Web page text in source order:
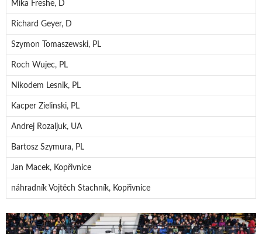
Mika Freshe, D
Richard Geyer, D
Szymon Tomaszewski, PL
Roch Wujec, PL
Nikodem Lesnik, PL
Kacper Zielinski, PL
Andrej Rozaljuk, UA
Bartosz Szymura, PL
Jan Macek, Kopřivnice
náhradník Vojtěch Stachník, Kopřivnice